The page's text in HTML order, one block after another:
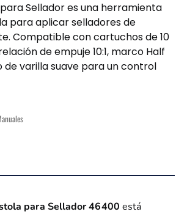
para Sellador es una herramienta
para aplicar selladores de
Compatible con cartuchos de 10
de empuje 10:1, marco Half
de varilla suave para un control
para Sellador 46400 está